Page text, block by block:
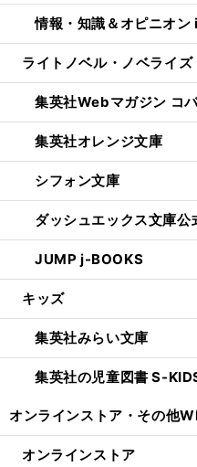
情報・知識＆オピニオ
ライトノベル・ノベライズ
集英社Webマガジン コ
集英社オレンジ文庫
シフォン文庫
ダッシュエックス文庫公
JUMP j-BOOKS
キッズ
集英社みらい文庫
集英社の児童図書 S-
オンラインストア・ その他
オンラインストア